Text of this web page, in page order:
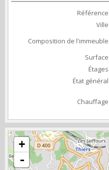
Référence
Ville
Composition de l'immeuble
Surface
Étages
État général
Chauffage
+
-